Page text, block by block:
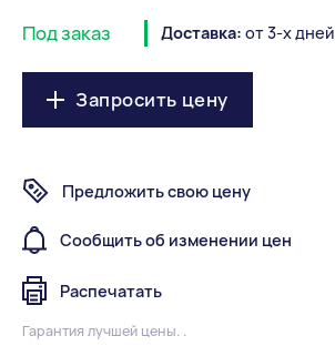
Под заказ Доставка: от 3-х дней
Запросить цену
Предложить свою цену
Сообщить об изменении цен
Распечатать
Гарантия лучшей цены. .